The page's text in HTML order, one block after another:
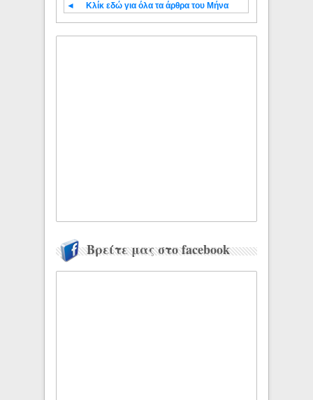
◄ Κλίκ εδώ για όλα τα άρθρα του Μήνα
Βρείτε μας στο facebook